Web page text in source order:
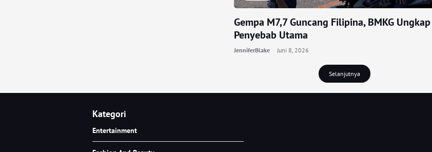
Gempa M7,7 Guncang Filipina, BMKG Ungkap
Penyebab Utama
JenniferBlake Juni 8, 2026
Selanjutnya
Kategori
Entertainment